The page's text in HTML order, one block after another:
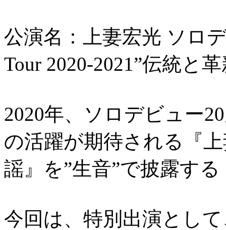
公演名：上妻宏光 ソロ
Tour 2020-2021”伝統と革
2020年、ソロデビュー
の活躍が期待される『
謡』を”生音”で披露する
今回は、特別出演とし